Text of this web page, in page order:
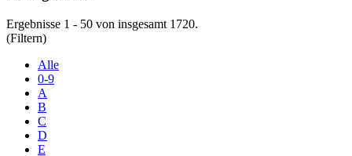
Ergebnisse 1 - 50 von insgesamt 1720.
(Filtern)
Alle
0-9
A
B
C
D
E